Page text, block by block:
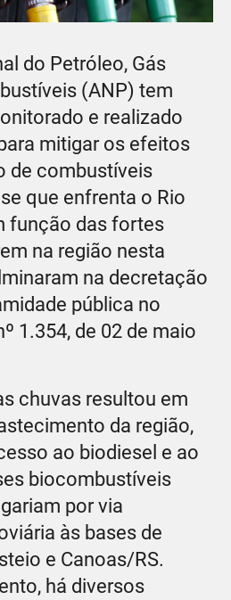
do Petróleo, Gás
(ANP) tem
e realizado
mitigar os efeitos
de combustíveis
que enfrenta o Rio
função das fortes
na região nesta
na decretação
pública no
1.354, de 02 de maio
chuvas resultou em
da região,
ao biodiesel e ao
biocombustíveis
por via
às bases de
e Canoas/RS.
há diversos